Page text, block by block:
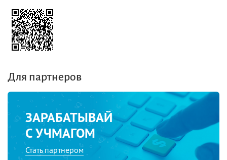
Для партнеров
ЗАРАБАТЫВАЙ
С УЧМАГОМ
Стать партнером